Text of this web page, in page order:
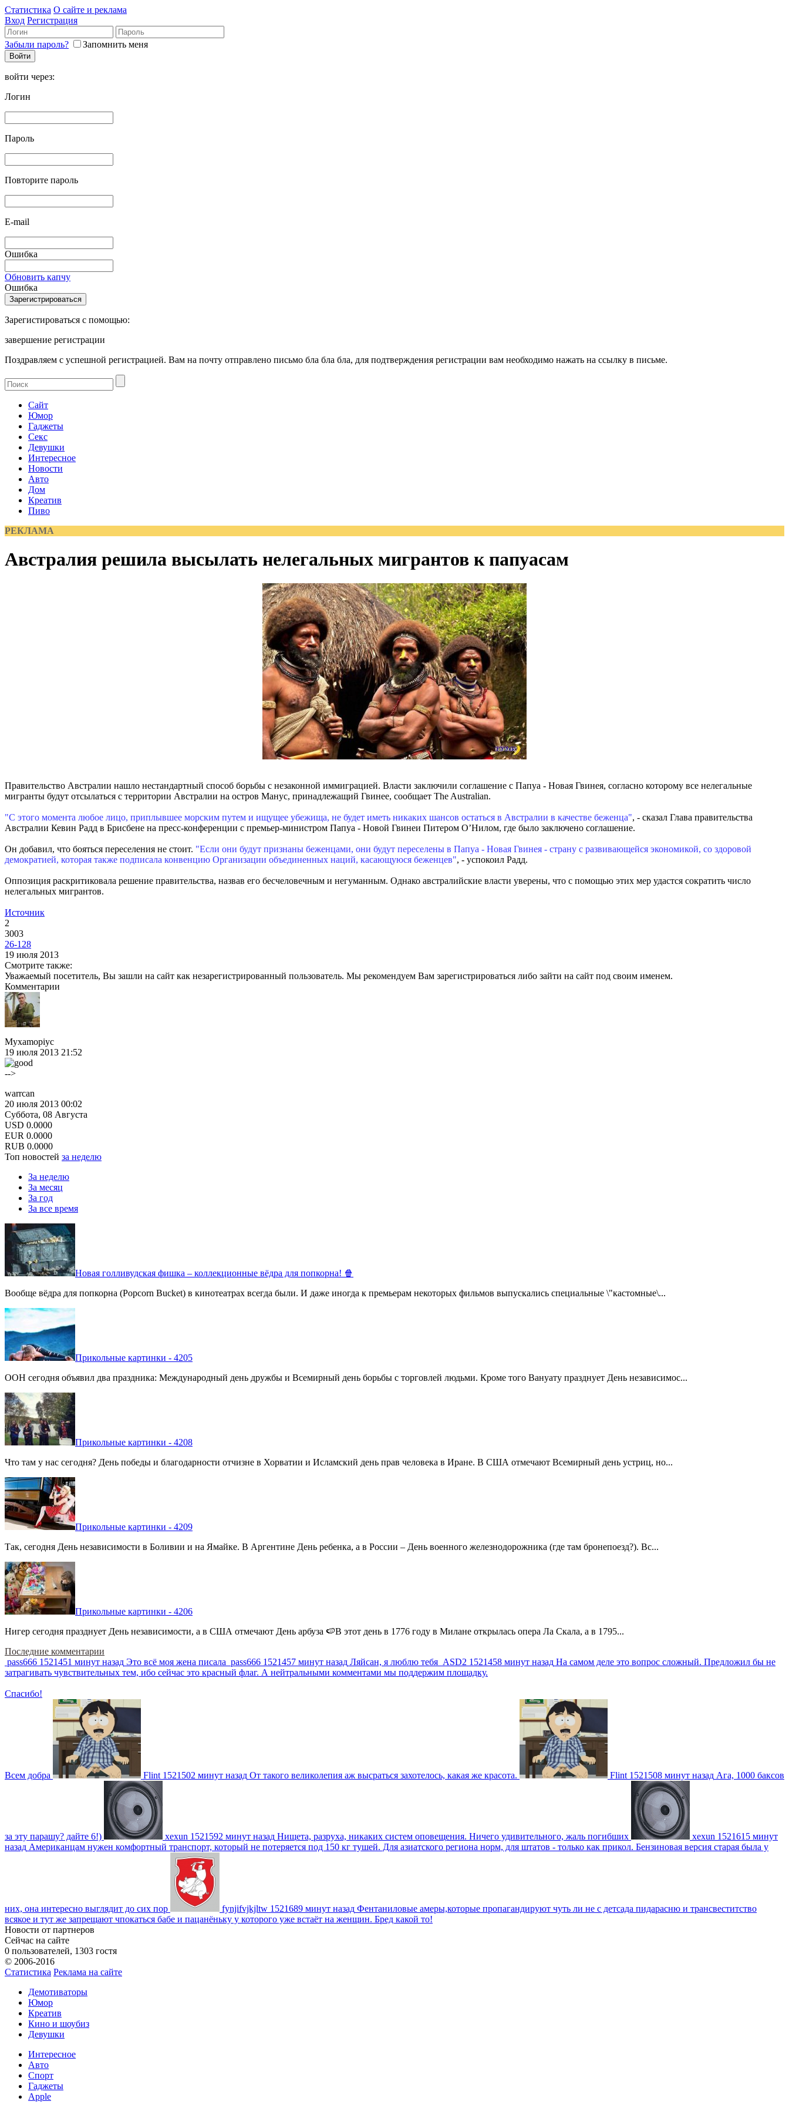
Статистика О сайте и реклама
Вход Регистрация
Забыли пароль? Запомнить меня
войти через:
Логин
Пароль
Повторите пароль
E-mail
Ошибка
Обновить капчу
Ошибка
Зарегистироваться с помощью:
завершение регистрации
Поздравляем с успешной регистрацией. Вам на почту отправлено письмо бла бла бла, для подтверждения регистрации вам необходимо нажать на ссылку в письме.
Сайт
Юмор
Гаджеты
Секс
Девушки
Интересное
Новости
Авто
Дом
Креатив
Пиво
РЕКЛАМА
Австралия решила высылать нелегальных мигрантов к папуасам
Правительство Австралии нашло нестандартный способ борьбы с незаконной иммиграцией. Власти заключили соглашение с Папуа - Новая Гвинея, согласно которому все нелегальные
мигранты будут отсылаться с территории Австралии на остров Манус, принадлежащий Гвинее, сообщает The Australian.
"С этого момента любое лицо, приплывшее морским путем и ищущее убежища, не будет иметь никаких шансов остаться в Австралии в качестве беженца", - сказал Глава правительства
Австралии Кевин Радд в Брисбене на пресс-конференции с премьер-министром Папуа - Новой Гвинеи Питером О’Нилом, где было заключено соглашение.
Он добавил, что бояться переселения не стоит. "Если они будут признаны беженцами, они будут переселены в Папуа - Новая Гвинея - страну с развивающейся экономикой, со здоровой
демократией, которая также подписала конвенцию Организации объединенных наций, касающуюся беженцев", - успокоил Радд.
Оппозиция раскритиковала решение правительства, назвав его бесчеловечным и негуманным. Однако австралийские власти уверены, что с помощью этих мер удастся сократить число
нелегальных мигрантов.
Источник
2
3003
26-128
19 июля 2013
Смотрите также:
Уважаемый посетитель, Вы зашли на сайт как незарегистрированный пользователь. Мы рекомендуем Вам зарегистрироваться либо зайти на сайт под своим именем.
Комментарии
Myxamopiyc
19 июля 2013 21:52
-->
warrcan
20 июля 2013 00:02
Суббота, 08 Августа
USD 0.0000
EUR 0.0000
RUB 0.0000
Топ новостей за неделю
За неделю
За месяц
За год
За все время
Новая голливудская фишка – коллекционные вёдра для попкорна! 🍿
Вообще вёдра для попкорна (Popcorn Bucket) в кинотеатрах всегда были. И даже иногда к премьерам некоторых фильмов выпускались специальные \"кастомные\...
Прикольные картинки - 4205
ООН сегодня объявил два праздника: Международный день дружбы и Всемирный день борьбы с торговлей людьми. Кроме того Вануату празднует День независимос...
Прикольные картинки - 4208
Что там у нас сегодня? День победы и благодарности отчизне в Хорватии и Исламский день прав человека в Иране. В США отмечают Всемирный день устриц, но...
Прикольные картинки - 4209
Так, сегодня День независимости в Боливии и на Ямайке. В Аргентине День ребенка, а в России – День военного железнодорожника (где там бронепоезд?). Вс...
Прикольные картинки - 4206
Нигер сегодня празднует День независимости, а в США отмечают День арбуза 🍉В этот день в 1776 году в Милане открылась опера Ла Скала, а в 1795...
Последние комментарии
pass666 1521451 минут назад Это всё моя жена писала pass666 1521457 минут назад Ляйсан, я люблю тебя ASD2 1521458 минут назад На самом деле это вопрос сложный. Предложил бы не
затрагивать чувствительных тем, ибо сейчас это красный флаг. А нейтральными комментами мы поддержим площадку.
Спасибо!
Всем добра Flint 1521502 минут назад От такого великолепия аж высраться захотелось, какая же красота. Flint 1521508 минут назад Ага, 1000 баксов
за эту парашу? дайте 6!) xexun 1521592 минут назад Нищета, разруха, никаких систем оповещения. Ничего удивительного, жаль погибших xexun 1521615 минут
назад Американцам нужен комфортный транспорт, который не потеряется под 150 кг тушей. Для азиатского региона норм, для штатов - только как прикол. Бензиновая версия старая была у
них, она интересно выглядит до сих пор fynjifvjkjltw 1521689 минут назад Фентаниловые амеры,которые пропагандируют чуть ли не с детсада пидарасню и трансвеститство
всякое и тут же запрещают чпокаться бабе и пацанёньку у которого уже встаёт на женщин. Бред какой то!
Новости от партнеров
Сейчас на сайте
0 пользователей, 1303 гостя
© 2006-2016
Статистика Реклама на сайте
Демотиваторы
Юмор
Креатив
Кино и шоубиз
Девушки
Интересное
Авто
Спорт
Гаджеты
Apple